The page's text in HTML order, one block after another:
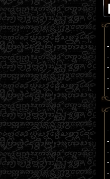
-
-
-
-
-
-
-
-
-
-